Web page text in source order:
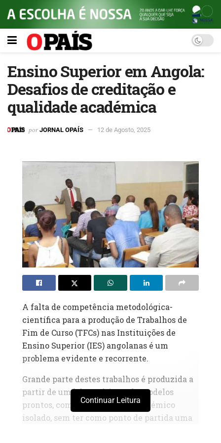
Ensino Superior em Angola:
Desafios de creditação e
qualidade académica
por JORNAL OPAÍS 12 de Agosto, 2025
A falta de competência metodológica-
científica para a produção de Trabalhos de
Fim de Curso (TFCs) nas Instituições de
Ensino Superior (IES) angolanas é um
problema evidente e recorrente.
Grande parte destes trabalhos é produzida a
partir de um laboratório ou de modelos
prontos, como um exercício académico
isolado, sem ter como ponto de partida uma
Continuar Leitura